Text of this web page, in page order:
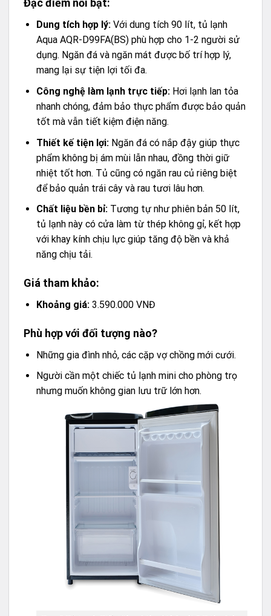
Đặc điểm nổi bật:
Dung tích hợp lý:Với dung tích 90 lít, tủ lạnh
Aqua AQR-D99FA(BS) phù hợp cho 1-2 người sử
dụng. Ngăn đá và ngăn mát được bố trí hợp lý,
mang lại sự tiện lợi tối đa.
Công nghệ làm lạnh trực tiếp:Hơi lạnh lan tỏa
nhanh chóng, đảm bảo thực phẩm được bảo quản
tốt mà vẫn tiết kiệm điện năng.
Thiết kế tiện lợi:Ngăn đá có nắp đậy giúp thực
phẩm không bị ám mùi lẫn nhau, đồng thời giữ
nhiệt tốt hơn. Tủ cũng có ngăn rau củ riêng biệt
để bảo quản trái cây và rau tươi lâu hơn.
Chất liệu bền bỉ:Tương tự như phiên bản 50 lít,
tủ lạnh này có cửa làm từ thép không gỉ, kết hợp
với khay kính chịu lực giúp tăng độ bền và khả
năng chịu tải.
Giá tham khảo:
Khoảng giá:3.590.000 VNĐ
Phù hợp với đối tượng nào?
Những gia đình nhỏ, các cặp vợ chồng mới cưới.
Người cần một chiếc tủ lạnh mini cho phòng trọ
nhưng muốn không gian lưu trữ lớn hơn.